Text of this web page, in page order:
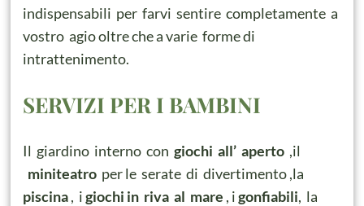
indispensabili per farvi sentire completamente a
vostro agio oltre che a varie forme di
intrattenimento.
SERVIZI PER I BAMBINI
Il giardino interno congiochi all’ aperto ,il
miniteatro per le serate di divertimento ,la
piscina, igiochi in riva al mare , igonfiabili, la